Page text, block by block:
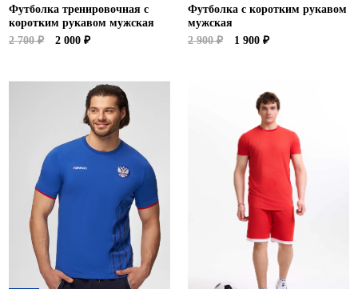
Футболка тренировочная с
коротким рукавом мужская
2 700 ₽
2 000 ₽
Футболка с коротким рукавом
мужская
2 900 ₽
1 900 ₽